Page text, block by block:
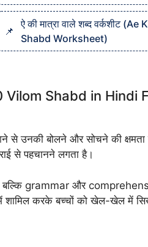
ऐ की मात्रा वाले शब्द वर्कशीट
Shabd Worksheet)
Vilom Shabd in Hindi
से उनकी बोलने और सोचने की
से पहचानने लगता है।
grammar और
में शामिल करके बच्चों को खेल-खेल में